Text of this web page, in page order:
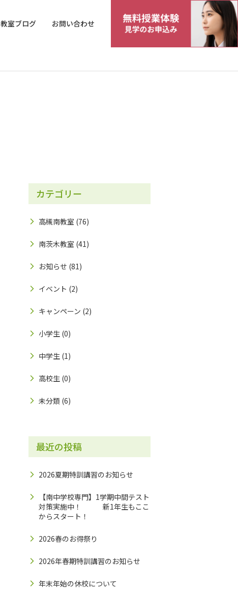
教室ブログ お問い合わせ
カテゴリー
高槻南教室 (76)
南茨木教室 (41)
お知らせ (81)
イベント (2)
キャンペーン (2)
小学生 (0)
中学生 (1)
高校生 (0)
未分類 (6)
最近の投稿
2026夏期特訓講習のお知らせ
【南中学校専門】1学期中間テスト
対策実施中！ 新1年生もここ
からスタート！
2026春のお得祭り
2026年春期特訓講習のお知らせ
年末年始の休校について